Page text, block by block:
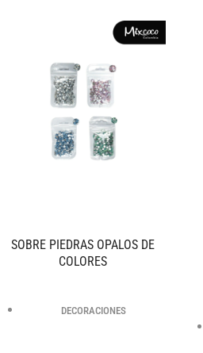
SOBRE PIEDRAS OPALOS DE
COLORES
DECORACIONES